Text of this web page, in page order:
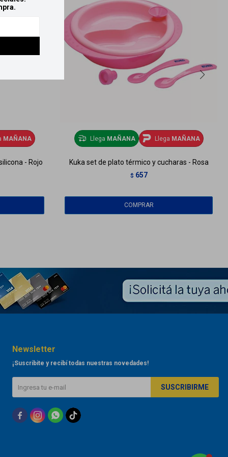
MAÑANA
- Rojo
Llega MAÑANA Llega MAÑANA
Kuka set de plato térmico y cucharas - Rosa
$ 657
Newsletter
¡Suscribite y recibí todas nuestras novedades!
SUSCRIBIRME
  